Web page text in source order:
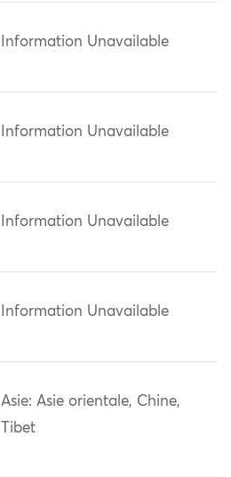
Information Unavailable
Information Unavailable
Information Unavailable
Information Unavailable
Asie: Asie orientale, Chine,
Tibet